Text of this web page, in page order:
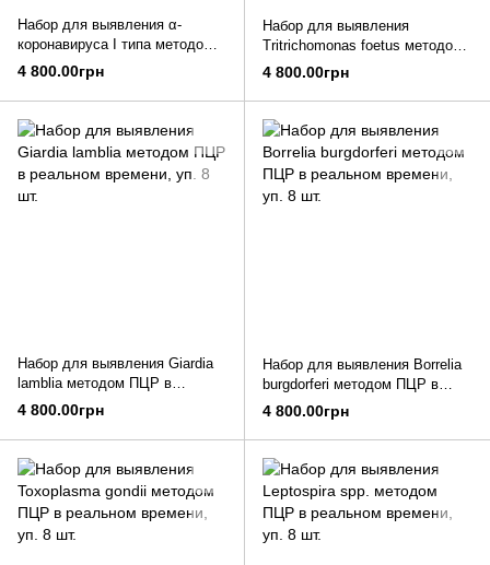
Набор для выявления α-
коронавируса I типа методом
ПЦР в реальном времени, уп.
4 800.00грн
Набор для выявления
Tritrichomonas foetus методом
ПЦР в реальном времени, уп.
4 800.00грн
Набор для выявления Giardia
lamblia методом ПЦР в
реальном времени, уп. 8 шт.
4 800.00грн
Набор для выявления Borrelia
burgdorferi методом ПЦР в
реальном времени, уп. 8 шт.
4 800.00грн